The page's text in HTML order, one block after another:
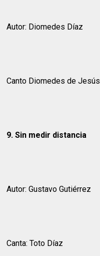
Autor: Diomedes Díaz
Canto Diomedes de Jesús
9. Sin medir distancia
Autor: Gustavo Gutiérrez
Canta: Toto Díaz